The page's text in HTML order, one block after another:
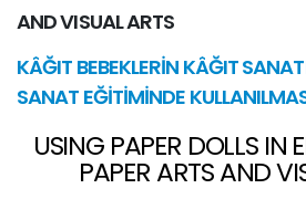
AND VISUAL ARTS
KÂĞIT BEBEKLERİN KÂĞIT
SANAT EĞİTİMİNDE
USING PAPER DOLLS IN
PAPER ARTS AND